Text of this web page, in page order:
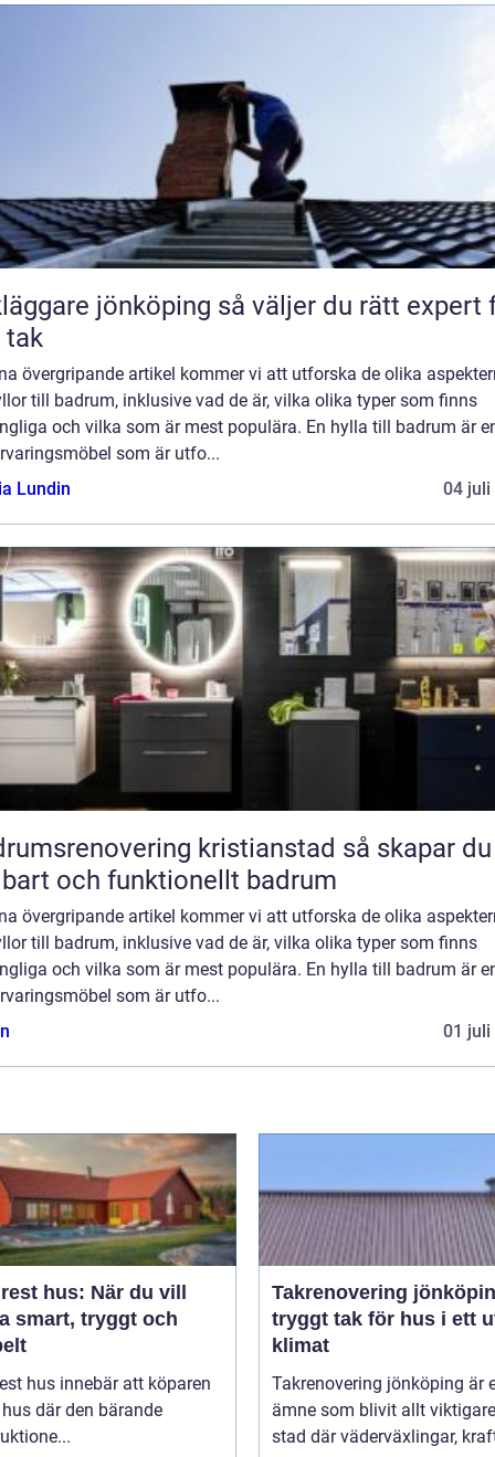
jönköping så väljer du rätt expert för
övergripande artikel kommer vi att utforska de olika
till badrum, inklusive vad de är, vilka olika typer som finns
och vilka som är mest populära. En hylla till badrum är
som är utfo...
Lundin
04 juli
kristianstad så skapar du ett
och funktionellt badrum
övergripande artikel kommer vi att utforska de olika
till badrum, inklusive vad de är, vilka olika typer som finns
och vilka som är mest populära. En hylla till badrum är
som är utfo...
01 juli
hus: När du vill
smart, tryggt och
hus innebär att köparen
där den bärande
Takrenovering
tryggt tak för hus i ett
klimat
Takrenovering jönköping är
ämne som blivit allt
stad där väderväxlingar,